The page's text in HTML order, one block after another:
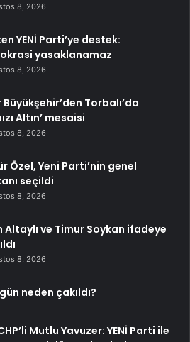
8, 2026
YENİ Parti’ye destek:
yasaklanamaz
8, 2026
Büyükşehir’den Torbalı’da
Altın’ mesaisi
8, 2026
Özel, Yeni Parti’nin genel
seçildi
8, 2026
Altaylı ve Timur Soykan ifadeye
8, 2026
neden çakıldı?
Mutlu Yavuzer: YENİ Parti ile